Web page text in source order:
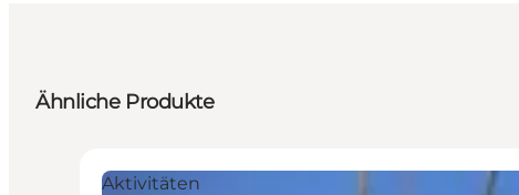
Ähnliche Produkte
Aktivitäten